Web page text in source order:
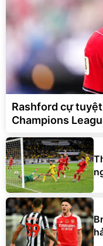
Rashford cự
Champions